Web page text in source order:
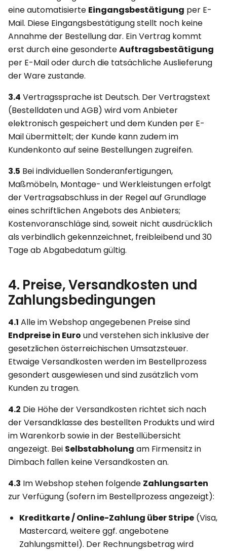
eine automatisierte Eingangsbestätigung per E-
Mail. Diese Eingangsbestätigung stellt noch keine
Annahme der Bestellung dar. Ein Vertrag kommt
erst durch eine gesonderteAuftragsbestätigung
per E-Mail oder durch die tatsächliche Auslieferung
der Ware zustande.
3.4 Vertragssprache ist Deutsch. Der Vertragstext
(Bestelldaten und AGB) wird vom Anbieter
elektronisch gespeichert und dem Kunden per E-
Mail übermittelt; der Kunde kann zudem im
Kundenkonto auf seine Bestellungen zugreifen.
3.5 Bei individuellen Sonderanfertigungen,
Maßmöbeln, Montage- und Werkleistungen erfolgt
der Vertragsabschluss in der Regel auf Grundlage
eines schriftlichen Angebots des Anbieters;
Kostenvoranschläge sind, soweit nicht ausdrücklich
als verbindlich gekennzeichnet, freibleibend und 30
Tage ab Abgabedatum gültig.
4. Preise, Versandkosten und
Zahlungsbedingungen
4.1 Alle im Webshop angegebenen Preise sind
Endpreise in Euro und verstehen sich inklusive der
gesetzlichen österreichischen Umsatzsteuer.
Etwaige Versandkosten werden im Bestellprozess
gesondert ausgewiesen und sind zusätzlich vom
Kunden zu tragen.
4.2 Die Höhe der Versandkosten richtet sich nach
der Versandklasse des bestellten Produkts und wird
im Warenkorb sowie in der Bestellübersicht
angezeigt. Bei Selbstabholung am Firmensitz in
Dimbach fallen keine Versandkosten an.
4.3 Im Webshop stehen folgende Zahlungsarten
zur Verfügung (sofern im Bestellprozess angezeigt):
Kreditkarte / Online-Zahlung über Stripe (Visa,
Mastercard, weitere ggf. angebotene
Zahlungsmittel). Der Rechnungsbetrag wird